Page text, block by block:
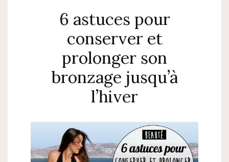
6 astuces pour
conserver et
prolonger son
bronzage jusqu’à
l’hiver